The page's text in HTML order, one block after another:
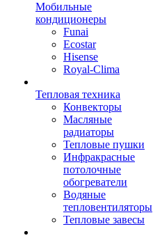
Мобильные
кондиционеры
Funai
Ecostar
Hisense
Royal-Clima
Тепловая техника
Конвекторы
Масляные
радиаторы
Тепловые пушки
Инфракрасные
потолочные
обогреватели
Водяные
тепловентиляторы
Тепловые завесы